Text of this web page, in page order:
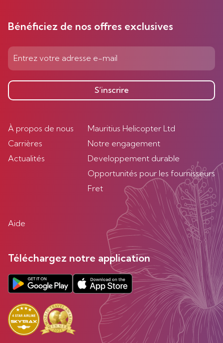
Bénéficiez de nos offres exclusives
S’inscrire
À propos de nous
Carrières
Actualités
Mauritius Helicopter Ltd
Notre engagement
Developpement durable
Opportunités pour les fournisseurs
Fret
Aide
Téléchargez notre application